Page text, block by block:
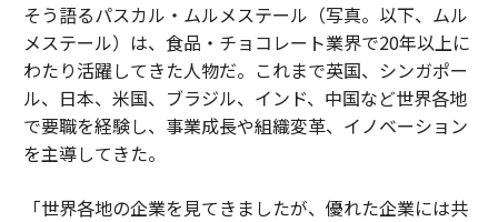
そう語るパスカル・ムルメステール（写真。以下、ムル
メステール）は、食品・チョコレート業界で20年以上に
わたり活躍してきた人物だ。これまで英国、シンガポー
ル、日本、米国、ブラジル、インド、中国など世界各地
で要職を経験し、事業成長や組織変革、イノベーション
を主導してきた。
「世界各地の企業を見てきましたが、優れた企業には共